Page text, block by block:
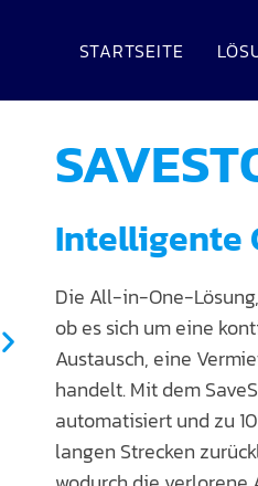
STARTSEITE
Intelligente
Die All-in-One-
ob es sich um eine
Austausch, eine
handelt. Mit dem
automatisiert und zu
langen Strecken